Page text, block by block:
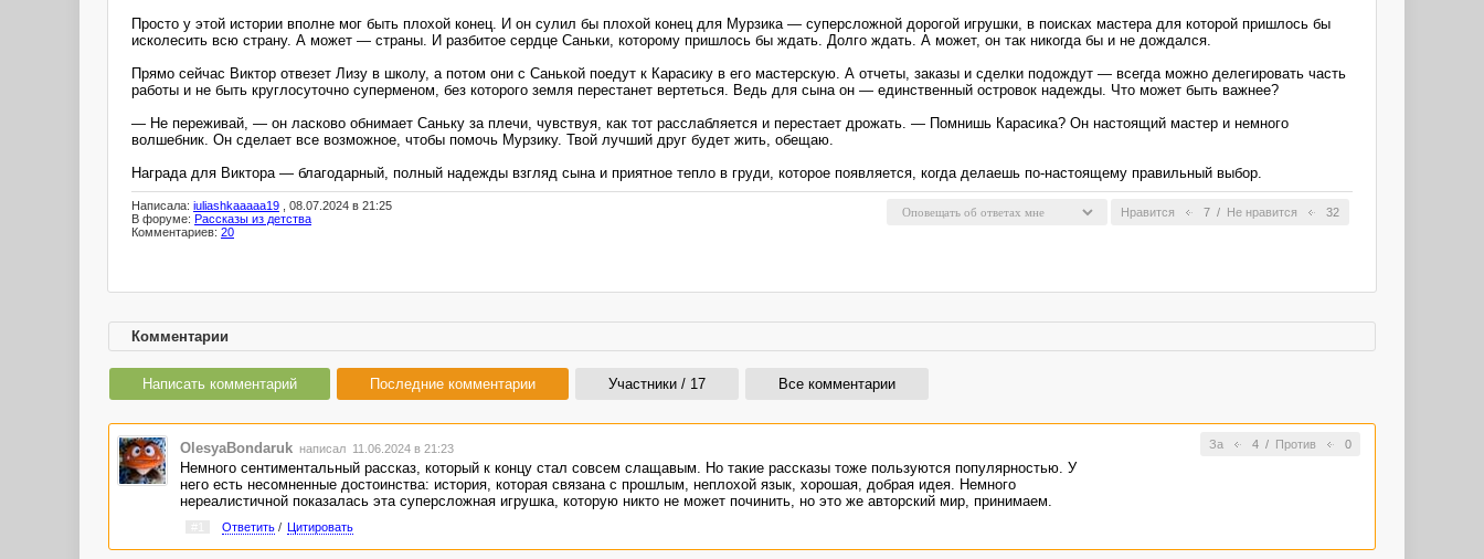
Просто у этой истории вполне мог быть плохой конец. И он сулил бы плохой конец для Мурзика ― суперсложной дорогой игрушки, в поисках мастера для которой пришлось бы
исколесить всю страну. А может ― страны. И разбитое сердце Саньки, которому пришлось бы ждать. Долго ждать. А может, он так никогда бы и не дождался.
Прямо сейчас Виктор отвезет Лизу в школу, а потом они с Санькой поедут к Карасику в его мастерскую. А отчеты, заказы и сделки подождут ― всегда можно делегировать часть
работы и не быть круглосуточно суперменом, без которого земля перестанет вертеться. Ведь для сына он ― единственный островок надежды. Что может быть важнее?
― Не переживай, ― он ласково обнимает Саньку за плечи, чувствуя, как тот расслабляется и перестает дрожать. ― Помнишь Карасика? Он настоящий мастер и немного
волшебник. Он сделает все возможное, чтобы помочь Мурзику. Твой лучший друг будет жить, обещаю.
Награда для Виктора ― благодарный, полный надежды взгляд сына и приятное тепло в груди, которое появляется, когда делаешь по-настоящему правильный выбор.
Нравится 7 / Не нравится 32
Написала: iuliashkaaaaa19 , 08.07.2024 в 21:25
В форуме: Рассказы из детства
Комментариев: 20
Комментарии
Написать комментарий Последние комментарии Участники / 17 Все комментарии
За 4/ Против 0
OlesyaBondaruk написал 11.06.2024 в 21:23
Немного сентиментальный рассказ, который к концу стал совсем слащавым. Но такие рассказы тоже пользуются популярностью. У
него есть несомненные достоинства: история, которая связана с прошлым, неплохой язык, хорошая, добрая идея. Немного
нереалистичной показалась эта суперсложная игрушка, которую никто не может починить, но это же авторский мир, принимаем.
Ответить/ Цитировать